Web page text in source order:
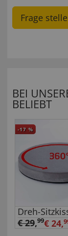
Frage
BEI
BELIEBT
-17 %
Dreh-
€ 29,99€ 24,